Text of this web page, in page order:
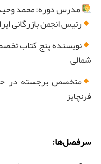
مدرس دوره: محمد
رئیس انجمن بازرگانی
نویسنده پنج کتاب
شمالی
متخصص برجسته در
فرنچایز
سرفصل‌ها: